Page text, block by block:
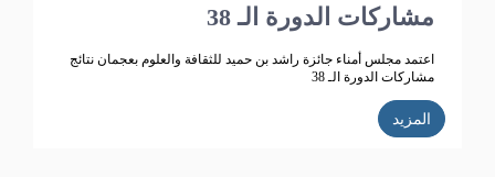
مشاركات الدورة الـ 38
اعتمد مجلس أمناء جائزة راشد بن حميد للثقافة والعلوم بعجمان نتائج
مشاركات الدورة الـ 38
المزيد